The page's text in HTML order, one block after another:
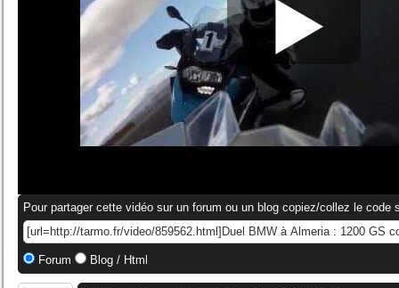
Pour partager cette vidéo sur un forum ou un blog copiez/collez le code
Forum Blog / Html